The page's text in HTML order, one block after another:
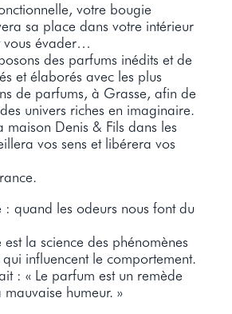
votre bougie
sa place dans votre intérieur
vous évader…
des parfums inédits et de
et élaborés avec les plus
de parfums, à Grasse, afin de
univers riches en imaginaire.
maison Denis & Fils dans les
vos sens et libérera vos
: quand les odeurs nous font du
est la science des phénomènes
qui influencent le comportement.
: « Le parfum est un remède
humeur. »